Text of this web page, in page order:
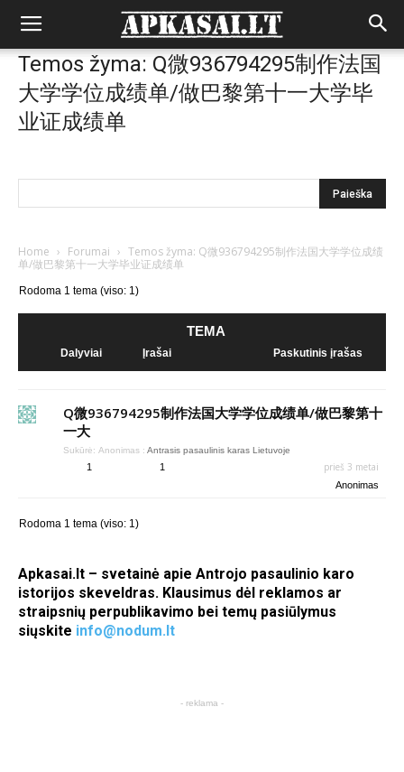
Temos žyma: Q微936794295制作法国
大学学位成绩单/做巴黎第十一大学毕
业证成绩单
Home › Forumai › Temos žyma: Q微936794295制作法国大学学位成绩
单/做巴黎第十一大学毕业证成绩单
Rodoma 1 tema (viso: 1)
TEMA
Dalyviai Įrašai Paskutinis įrašas
Q微936794295制作法国大学学位成绩单/做巴黎第十
一大
Sukūrė: Anonimas : Antrasis pasaulinis karas Lietuvoje
1 1 prieš 3 metai
Anonimas
Rodoma 1 tema (viso: 1)
Apkasai.lt – svetainė apie Antrojo pasaulinio karo
istorijos skeveldras. Klausimus dėl reklamos ar
straipsnių perpublikavimo bei temų pasiūlymus
siųskite info@nodum.lt
- reklama -